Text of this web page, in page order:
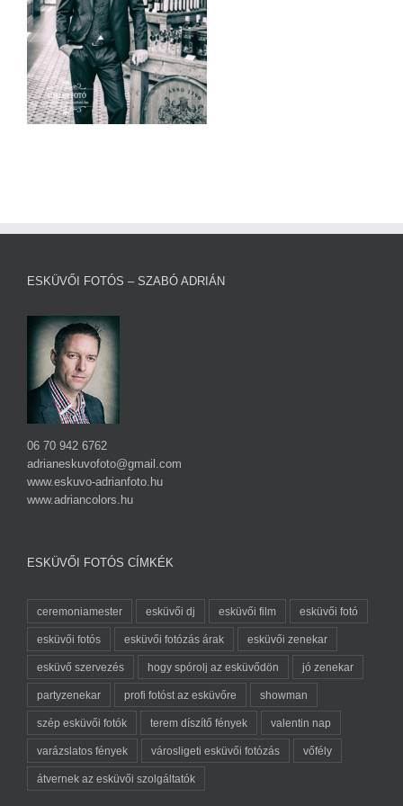
ESKÜVŐI FOTÓS – SZABÓ ADRIÁN
06 70 942 6762
adrianeskuvofoto@gmail.com
www.eskuvo-adrianfoto.hu
www.adriancolors.hu
ESKÜVŐI FOTÓS CÍMKÉK
ceremoniamester esküvői dj esküvői film esküvői fotó
esküvői fotós esküvői fotózás árak esküvői zenekar
esküvő szervezés hogy spórolj az esküvődön jó zenekar
partyzenekar profi fotóst az esküvőre showman
szép esküvői fotók terem díszítő fények valentin nap
varázslatos fények városligeti esküvői fotózás vőfély
átvernek az esküvői szolgáltatók